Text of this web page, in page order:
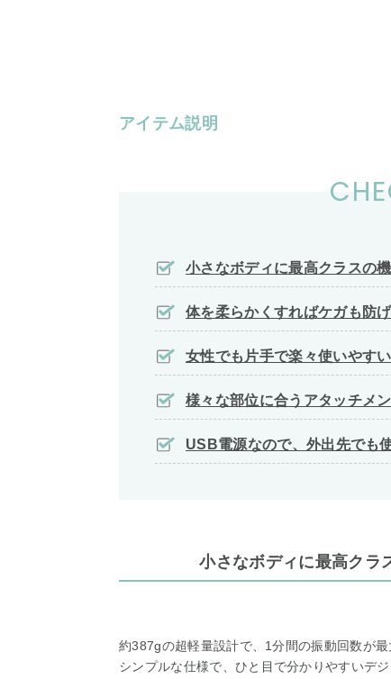
アイテム説明
小さなボディに最高クラスの
体を柔らかくすればケガも防
女性でも片手で楽々使いやす
様々な部位に合うアタッチメン
USB電源なので、外出先でも
小さなボディに最高クラ
約387gの超軽量設計で、1分間の振動回数が
シンプルな仕様で、ひと目で分かりやすいデジ